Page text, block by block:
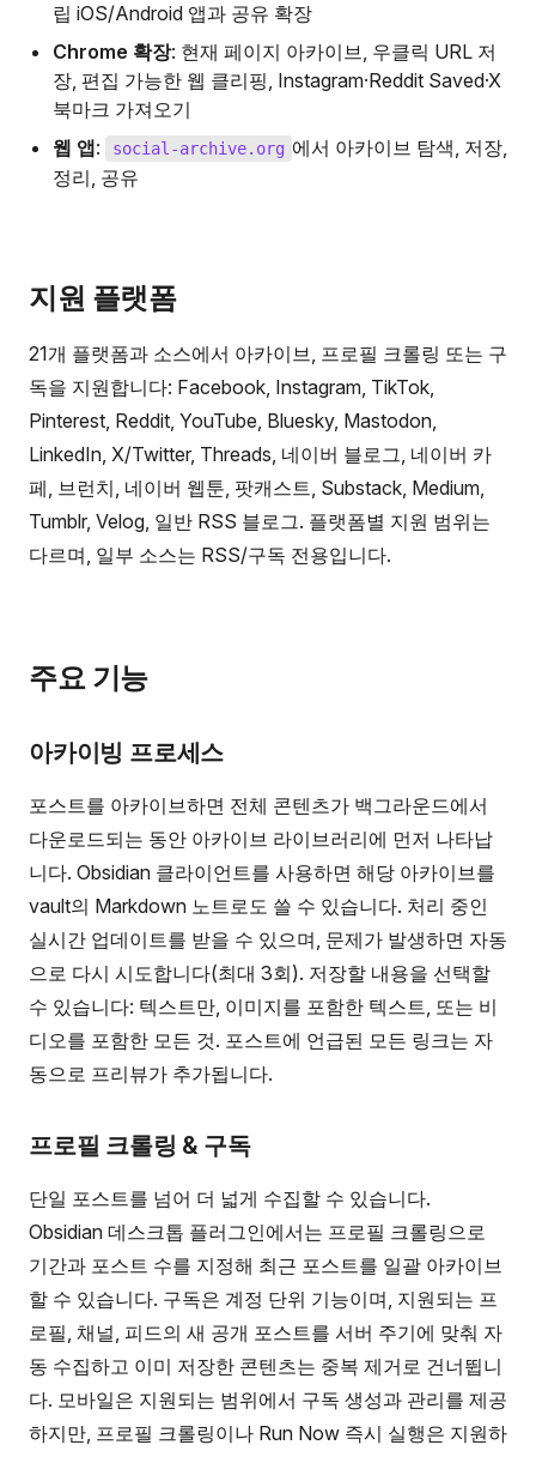
립 iOS/Android 앱과 공유 확장
Chrome 확장: 현재 페이지 아카이브, 우클릭 URL 저
장, 편집 가능한 웹 클리핑, Instagram·Reddit Saved·X
북마크 가져오기
웹 앱: social-archive.org 에서 아카이브 탐색, 저장,
정리, 공유
지원 플랫폼
21개 플랫폼과 소스에서 아카이브, 프로필 크롤링 또는 구
독을 지원합니다: Facebook, Instagram, TikTok,
Pinterest, Reddit, YouTube, Bluesky, Mastodon,
LinkedIn, X/Twitter, Threads, 네이버 블로그, 네이버 카
페, 브런치, 네이버 웹툰, 팟캐스트, Substack, Medium,
Tumblr, Velog, 일반 RSS 블로그. 플랫폼별 지원 범위는
다르며, 일부 소스는 RSS/구독 전용입니다.
주요 기능
아카이빙 프로세스
포스트를 아카이브하면 전체 콘텐츠가 백그라운드에서
다운로드되는 동안 아카이브 라이브러리에 먼저 나타납
니다. Obsidian 클라이언트를 사용하면 해당 아카이브를
vault의 Markdown 노트로도 쓸 수 있습니다. 처리 중인
실시간 업데이트를 받을 수 있으며, 문제가 발생하면 자동
으로 다시 시도합니다(최대 3회). 저장할 내용을 선택할
수 있습니다: 텍스트만, 이미지를 포함한 텍스트, 또는 비
디오를 포함한 모든 것. 포스트에 언급된 모든 링크는 자
동으로 프리뷰가 추가됩니다.
프로필 크롤링 & 구독
단일 포스트를 넘어 더 넓게 수집할 수 있습니다.
Obsidian 데스크톱 플러그인에서는 프로필 크롤링으로
기간과 포스트 수를 지정해 최근 포스트를 일괄 아카이브
할 수 있습니다. 구독은 계정 단위 기능이며, 지원되는 프
로필, 채널, 피드의 새 공개 포스트를 서버 주기에 맞춰 자
동 수집하고 이미 저장한 콘텐츠는 중복 제거로 건너뜁니
다. 모바일은 지원되는 범위에서 구독 생성과 관리를 제공
하지만, 프로필 크롤링이나 Run Now 즉시 실행은 지원하